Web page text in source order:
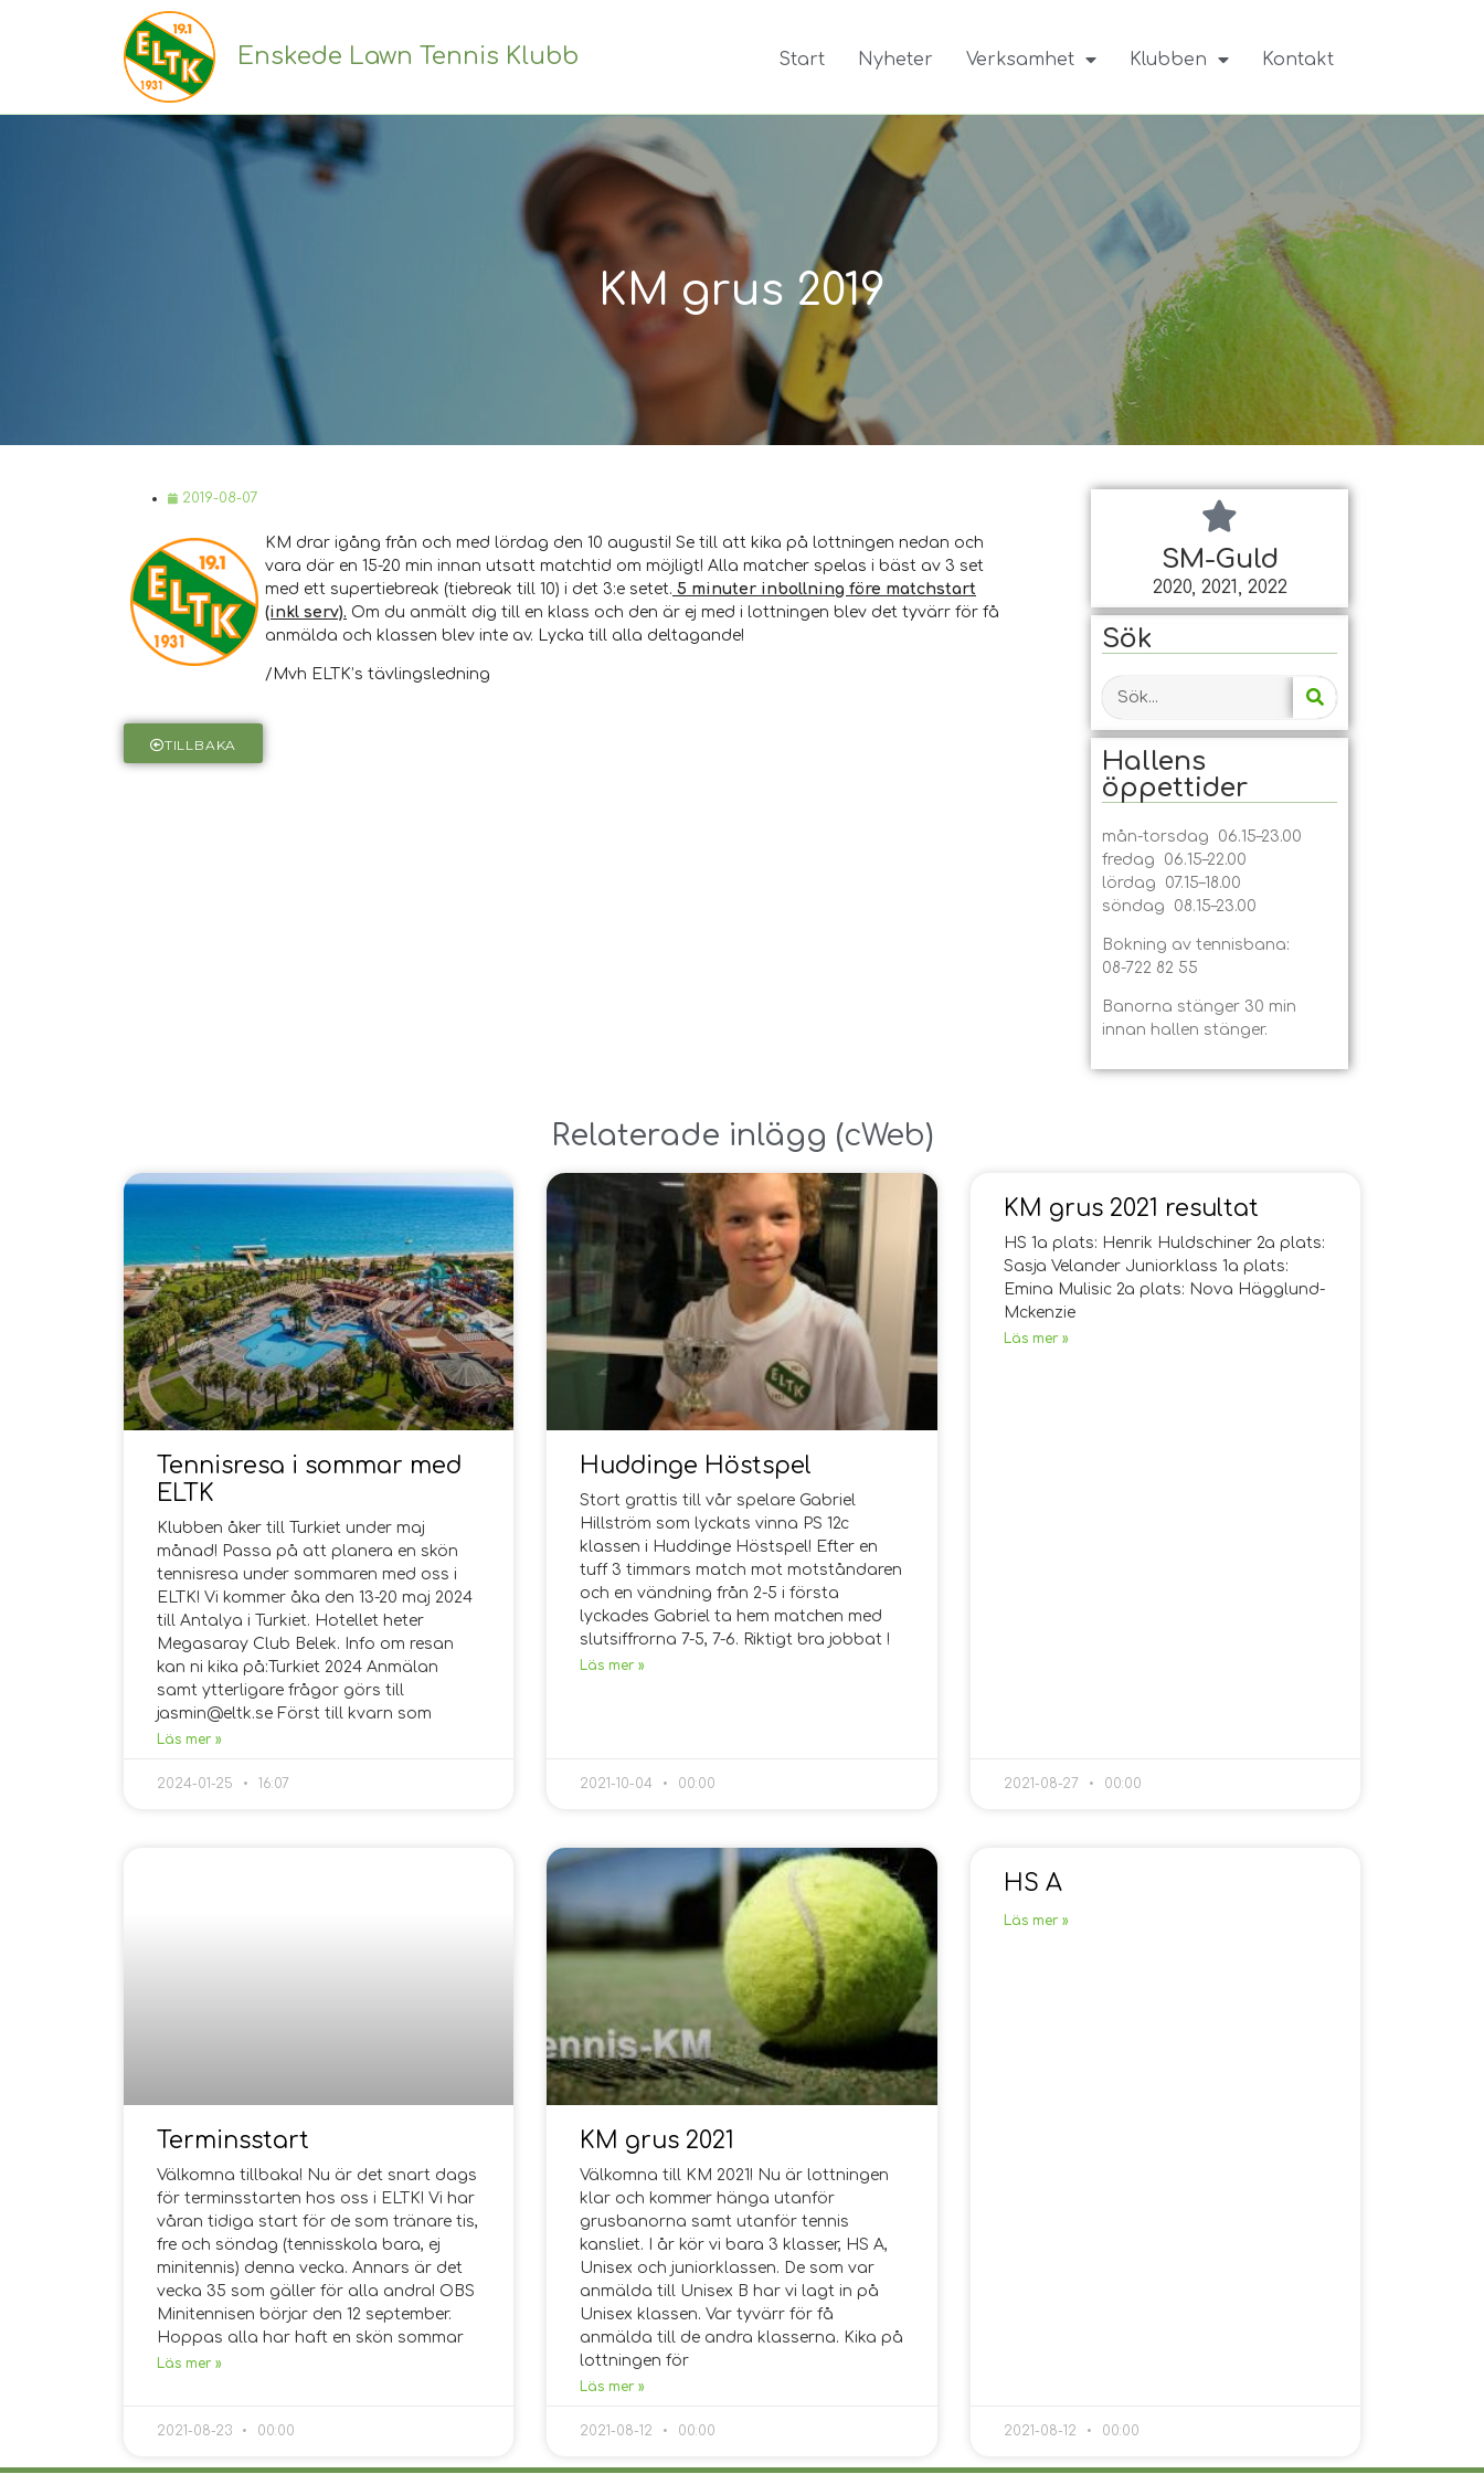
Enskede Lawn Tennis Klubb Start Nyheter Verksamhet Klubben Kontakt
KM grus 2019
2019-08-07
KM drar igång från och med lördag den 10 augusti! Se till att kika på lottningen nedan och
vara där en 15-20 min innan utsatt matchtid om möjligt! Alla matcher spelas i bäst av 3 set
med ett supertiebreak (tiebreak till 10) i det 3:e setet. 5 minuter inbollning före matchstart
(inkl serv). Om du anmält dig till en klass och den är ej med i lottningen blev det tyvärr för få
anmälda och klassen blev inte av. Lycka till alla deltagande!
/Mvh ELTK’s tävlingsledning
TILLBAKA
SM-Guld
2020, 2021, 2022
Sök
Hallens
öppet­tider
mån-torsdag 06.15–23.00
fredag 06.15–22.00
lördag 07.15–18.00
söndag 08.15–23.00
Bokning av tennisbana:
08-722 82 55
Banorna stänger 30 min
innan hallen stänger.
Relaterade inlägg ​(cWeb)
Tennisresa i sommar med
ELTK
Klubben åker till Turkiet under maj
månad! Passa på att planera en skön
tennisresa under sommaren med oss i
ELTK! Vi kommer åka den 13-20 maj 2024
till Antalya i Turkiet. Hotellet heter
Megasaray Club Belek. Info om resan
kan ni kika på:Turkiet 2024 Anmälan
samt ytterligare frågor görs till
jasmin@eltk.se Först till kvarn som
Läs mer »
2024-01-25 16:07
Huddinge Höstspel
Stort grattis till vår spelare Gabriel
Hillström som lyckats vinna PS 12c
klassen i Huddinge Höstspel! Efter en
tuff 3 timmars match mot motståndaren
och en vändning från 2-5 i första
lyckades Gabriel ta hem matchen med
slutsiffrorna 7-5, 7-6. Riktigt bra jobbat !
Läs mer »
2021-10-04 00:00
KM grus 2021 resultat
HS 1a plats: Henrik Huldschiner 2a plats:
Sasja Velander Juniorklass 1a plats:
Emina Mulisic 2a plats: Nova Hägglund-
Mckenzie
Läs mer »
2021-08-27 00:00
Terminsstart
Välkomna tillbaka! Nu är det snart dags
för terminsstarten hos oss i ELTK! Vi har
våran tidiga start för de som tränare tis,
fre och söndag (tennisskola bara, ej
minitennis) denna vecka. Annars är det
vecka 35 som gäller för alla andra! OBS
Minitennisen börjar den 12 september.
Hoppas alla har haft en skön sommar
Läs mer »
2021-08-23 00:00
KM grus 2021
Välkomna till KM 2021! Nu är lottningen
klar och kommer hänga utanför
grusbanorna samt utanför tennis
kansliet. I år kör vi bara 3 klasser, HS A,
Unisex och juniorklassen. De som var
anmälda till Unisex B har vi lagt in på
Unisex klassen. Var tyvärr för få
anmälda till de andra klasserna. Kika på
lottningen för
Läs mer »
2021-08-12 00:00
HS A
Läs mer »
2021-08-12 00:00